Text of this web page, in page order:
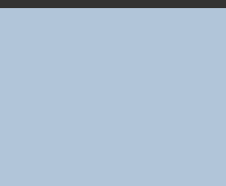
29980 Île-Tudy